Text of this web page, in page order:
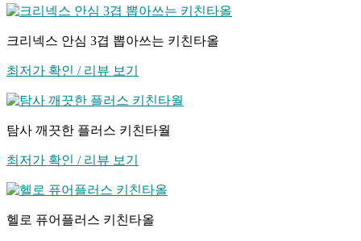
크리넥스 안심 3겹 뽑아쓰는 키친타올
최저가 확인 / 리뷰 보기
탐사 깨끗한 플러스 키친타월
최저가 확인 / 리뷰 보기
헬로 퓨어플러스 키친타올